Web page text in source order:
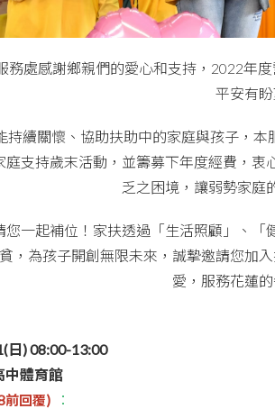
務處感謝鄉親們的愛心和支持，2022年
平安有盼
持續關懷、協助扶助中的家庭與孩子，
庭支持歲末活動，並籌募下年度經費，
乏之困境，讓弱勢家庭
一起補位！家扶透過「生活照顧」、「
，為孩子開創無限未來，誠摯邀請您加
愛，服務花蓮
日) 08:00-13:00
中體育館
前回覆) ：